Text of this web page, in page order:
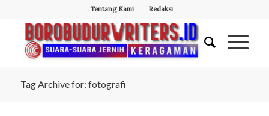
Tentang Kami Redaksi
Tag Archive for: fotografi